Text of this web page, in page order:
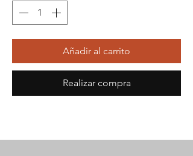
Añadir al carrito
Realizar compra